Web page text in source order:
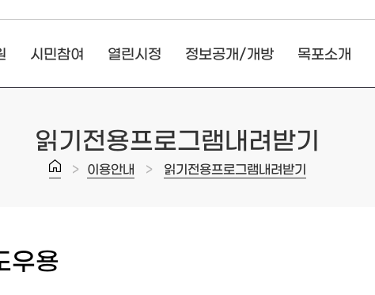
시민참여 열린시정 정보공개/개방 목포소개
읽기전용프로그램내려받기
> 이용안내 > 읽기전용프로그램내려받기
우용